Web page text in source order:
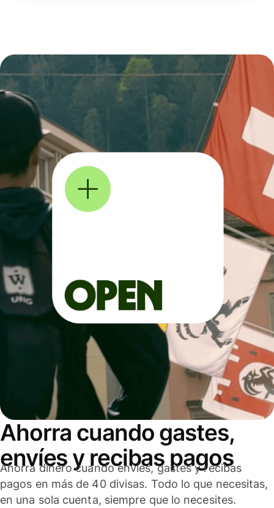
Ahorra cuando gastes,
envíes y recibas pagos
Ahorra dinero cuando envíes, gastes y recibas
pagos en más de 40 divisas. Todo lo que necesitas,
en una sola cuenta, siempre que lo necesites.